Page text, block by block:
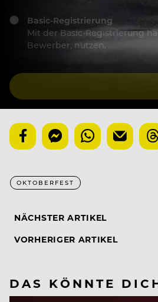
Basic-Registrierung
Mit der Basic-Registrierung
Bewerber, nutzen.
OKTOBERFEST
NÄCHSTER ARTIKEL
VORHERIGER ARTIKEL
DAS KÖNNTE